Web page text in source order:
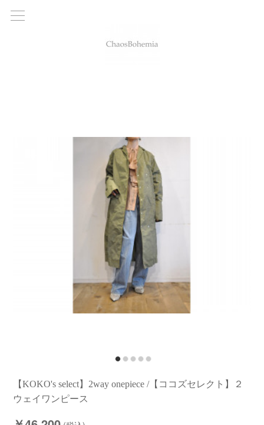
【KOKO's select】2way onepiece /【ココズセレクト】２
ウェイワンピース